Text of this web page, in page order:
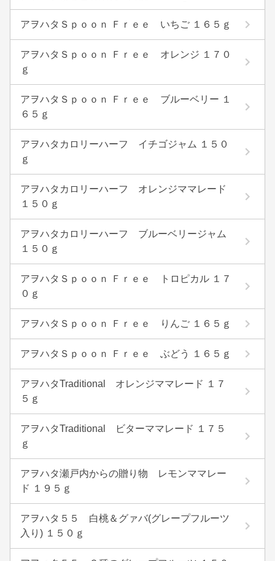
アヲハタＳｐｏｏｎ Ｆｒｅｅ いちご １６５ｇ
アヲハタＳｐｏｏｎ Ｆｒｅｅ オレンジ １７０
ｇ
アヲハタＳｐｏｏｎ Ｆｒｅｅ ブルーベリー １
６５ｇ
アヲハタカロリーハーフ イチゴジャム １５０
ｇ
アヲハタカロリーハーフ オレンジママレード
１５０ｇ
アヲハタカロリーハーフ ブルーベリージャム
１５０ｇ
アヲハタＳｐｏｏｎ Ｆｒｅｅ トロピカル １７
０ｇ
アヲハタＳｐｏｏｎ Ｆｒｅｅ りんご １６５ｇ
アヲハタＳｐｏｏｎ Ｆｒｅｅ ぶどう １６５ｇ
アヲハタTraditional オレンジママレード １７
５ｇ
アヲハタTraditional ビターママレード １７５
ｇ
アヲハタ瀬戸内からの贈り物 レモンママレー
ド １９５ｇ
アヲハタ５５ 白桃＆グァバ(グレープフルーツ
入り) １５０ｇ